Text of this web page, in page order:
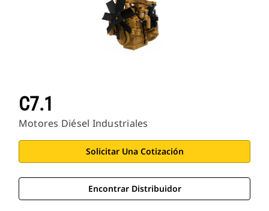
C7.1
Motores Diésel Industriales
Solicitar Una Cotización
Encontrar Distribuidor